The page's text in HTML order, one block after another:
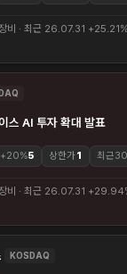
비 · 최근 26.07.31
스 AI 투자 확대 발표
+20%5 상한가1 최근30
비 · 최근 26.07.31
KOSDAQ